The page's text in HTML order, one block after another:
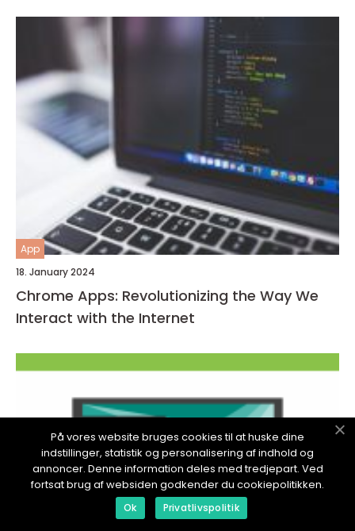
App
18. January 2024
Chrome Apps: Revolutionizing the Way We
Interact with the Internet
På vores website bruges cookies til at huske dine
indstillinger, statistik og personalisering af indhold og
annoncer. Denne information deles med tredjepart. Ved
fortsat brug af websiden godkender du cookiepolitikken.
Ok Privatlivspolitik